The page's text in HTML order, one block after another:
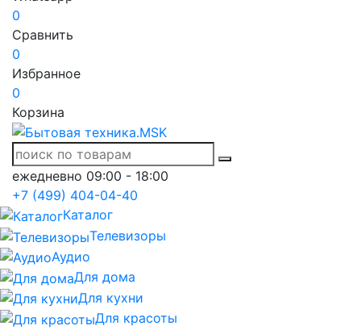
0
Сравнить
0
Избранное
0
Корзина
ежедневно 09:00 - 18:00
+7 (499) 404-04-40
Каталог
Телевизоры
Аудио
Для дома
Для кухни
Для красоты